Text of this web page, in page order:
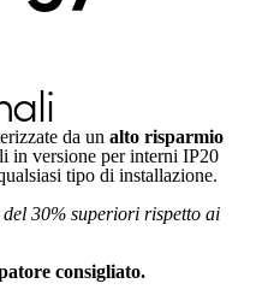
da un alto risparmio
in versione per interni IP20
tipo di installazione.
30% superiori rispetto ai
consigliato.